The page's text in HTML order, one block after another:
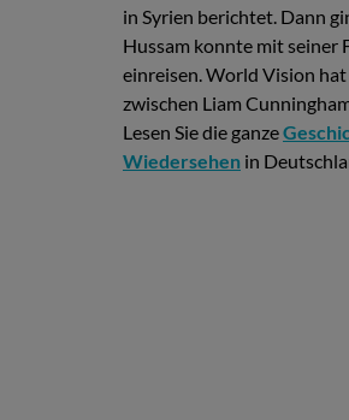
in Syrien berichtet. Dann
Hussam konnte mit seiner
einreisen. World Vision
zwischen Liam
Lesen Sie die ganze
Wiedersehen in